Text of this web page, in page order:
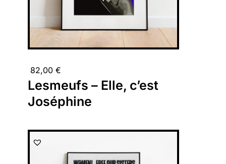
82,00 €
Lesmeufs – Elle, c’est
Joséphine